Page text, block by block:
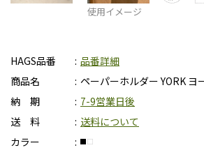
使用イメージ
HAGS品番
品番詳細
商品名
ペーパーホルダー YORK ヨ
納 期
7-9営業日後
送 料
送料について
カラー